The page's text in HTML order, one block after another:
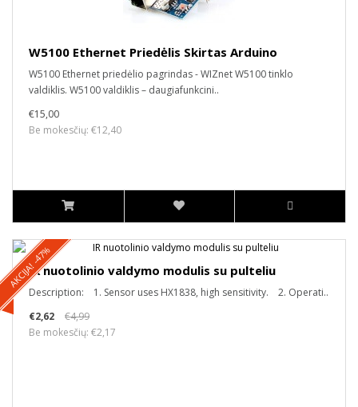
W5100 Ethernet Priedėlis Skirtas Arduino
W5100 Ethernet priedėlio pagrindas - WIZnet W5100 tinklo
valdiklis. W5100 valdiklis – daugiafunkcini..
€15,00
Be mokesčių: €12,40
AKCIJA! -47%IR nuotolinio valdymo modulis su pulteliu
Description: 1. Sensor uses HX1838, high sensitivity. 2. Operati..
€2,62
€4,99
Be mokesčių: €2,17